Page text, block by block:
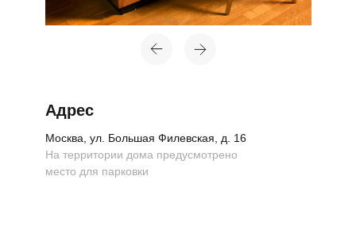
Москва, ул. Большая Филевская, д. 16
Адрес
На территории дома предусмотрено
место для парковки